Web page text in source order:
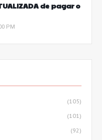
de pagar o
PM
(105)
(101)
(92)